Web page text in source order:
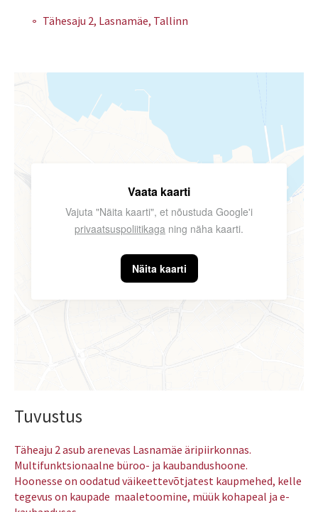
Tähesaju 2, Lasnamäe, Tallinn
Vaata kaarti
Vajuta "Näita kaarti", et nõustuda Google'i
privaatsuspoliitikaga ning näha kaarti.
Näita kaarti
Tuvustus
Täheaju 2 asub arenevas Lasnamäe äripiirkonnas.
Multifunktsionaalne büroo- ja kaubandushoone.
Hoonesse on oodatud väikeettevõtjatest kaupmehed, kelle
tegevus on kaupade maaletoomine, müük kohapeal ja e-